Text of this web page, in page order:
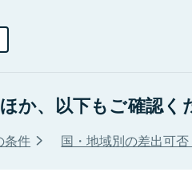
か、以下もご確認く
条件 国・地域別の差出可否